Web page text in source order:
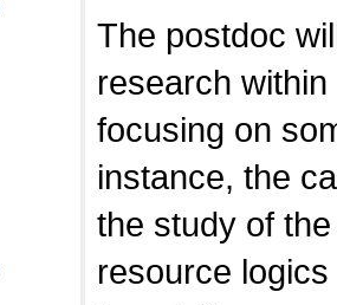
The postdoc
research
focusing on
instance, the
the study of
resource